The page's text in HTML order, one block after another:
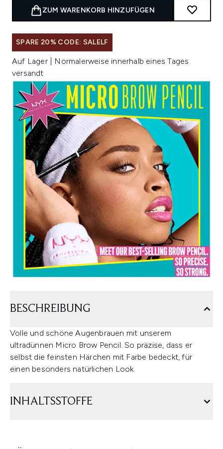
ZUM WARENKORB HINZUFÜGEN
SPARE 20% CODE: SALELF
Auf Lager | Normalerweise innerhalb eines Tages
versandt
BESCHREIBUNG
Volle und schöne Augenbrauen mit unserem
ultradünnen Micro Brow Pencil. So präzise, dass er
selbst die feinsten Härchen mit Farbe bedeckt, für
einen besonders natürlichen Look.
INHALTSSTOFFE